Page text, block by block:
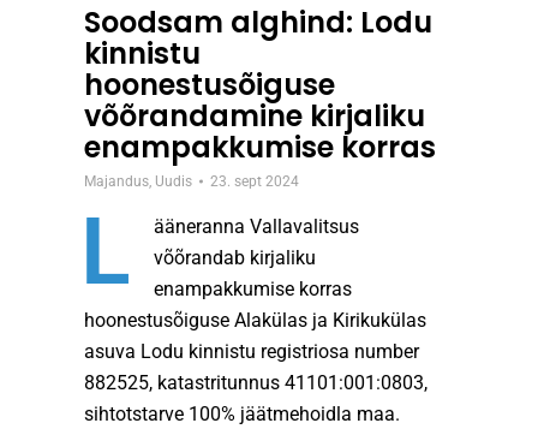
Soodsam alghind: Lodu
kinnistu
hoonestusõiguse
võõrandamine kirjaliku
enampakkumise korras
Majandus, Uudis 23. sept 2024
L
ääneranna Vallavalitsus
võõrandab kirjaliku
enampakkumise korras
hoonestusõiguse Alakülas ja Kirikukülas
asuva Lodu kinnistu registriosa number
882525, katastritunnus 41101:001:0803,
sihtotstarve 100% jäätmehoidla maa.